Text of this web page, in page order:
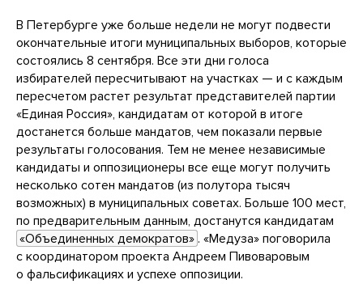
В Петербурге уже больше недели не могут подвести
окончательные итоги муниципальных выборов, которые
состоялись 8 сентября. Все эти дни голоса
избирателей пересчитывают на участках — и с каждым
пересчетом растет результат представителей партии
«Единая Россия», кандидатам от которой в итоге
достанется больше мандатов, чем показали первые
результаты голосования. Тем не менее независимые
кандидаты и оппозиционеры все еще могут получить
несколько сотен мандатов (из полутора тысяч
возможных) в муниципальных советах. Больше 100 мест,
по предварительным данным, достанутся кандидатам
«Объединенных демократов» . «Медуза» поговорила
с координатором проекта Андреем Пивоваровым
о фальсификациях и успехе оппозиции.